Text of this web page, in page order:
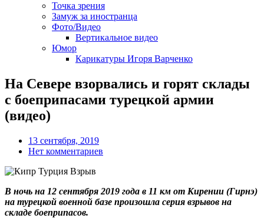
Точка зрения
Замуж за иностранца
Фото/Видео
Вертикальное видео
Юмор
Карикатуры Игоря Варченко
На Севере взорвались и горят склады
с боеприпасами турецкой армии
(видео)
13 сентября, 2019
Нет комментариев
В ночь на 12 сентября 2019 года в 11 км от Кирении (Гирнэ)
на турецкой военной базе произошла серия взрывов на
складе боеприпасов.